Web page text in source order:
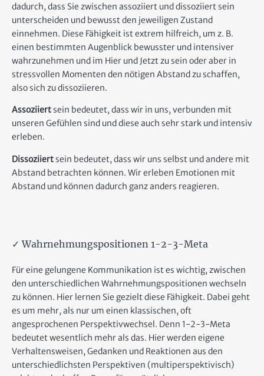
dadurch, dass Sie zwischen assoziiert und dissoziiert sein
unterscheiden und bewusst den jeweiligen Zustand
einnehmen. Diese Fähigkeit ist extrem hilfreich, um z. B.
einen bestimmten Augenblick bewusster und intensiver
wahrzunehmen und im Hier und Jetzt zu sein oder aber in
stressvollen Momenten den nötigen Abstand zu schaffen,
also sich zu dissoziieren.
Assoziiertsein bedeutet, dass wir in uns, verbunden mit
unseren Gefühlen sind und diese auch sehr stark und intensiv
erleben.
Dissoziiertsein bedeutet, dass wir uns selbst und andere mit
Abstand betrachten können. Wir erleben Emotionen mit
Abstand und können dadurch ganz anders reagieren.
✓ Wahrnehmungspositionen 1-2-3-Meta
Für eine gelungene Kommunikation ist es wichtig, zwischen
den unterschiedlichen Wahrnehmungspositionen wechseln
zu können. Hier lernen Sie gezielt diese Fähigkeit. Dabei geht
es um mehr, als nur um einen klassischen, oft
angesprochenen Perspektivwechsel. Denn 1-2-3-Meta
bedeutet wesentlich mehr als das. Hier werden eigene
Verhaltensweisen, Gedanken und Reaktionen aus den
unterschiedlichsten Perspektiven (multiperspektivisch)